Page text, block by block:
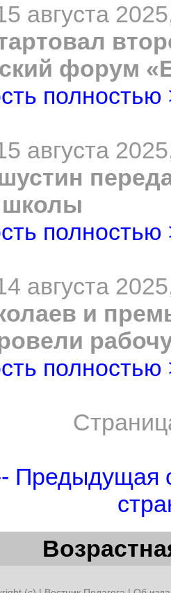
августа
форум
полностью
августа
школы
полностью
августа
и
полностью
Предыдущая